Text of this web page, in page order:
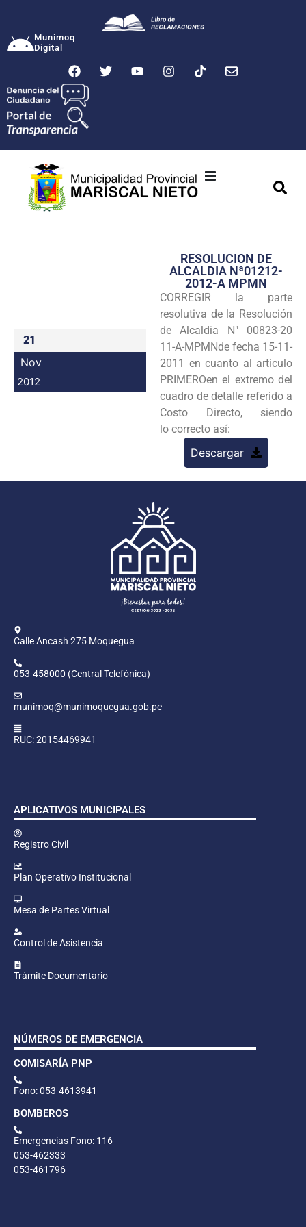
Munimoq
Digital
Transparencia
Seguridad
Programas
Intranet
21
Nov
2012
RESOLUCION DE
ALCALDIA Nª01212-
2012-A MPMN
CORREGIR la parte
resolutiva de la Resolución
de Alcaldia N" 00823-20
11-A-MPMNde fecha 15-11-
2011 en cuanto al articulo
PRIMEROen el extremo del
cuadro de detalle referido a
Costo Directo, siendo
lo correcto así:
Descargar
Calle Ancash 275 Moquegua
053-458000 (Central Telefónica)
munimoq@munimoquegua.gob.pe
RUC: 20154469941
APLICATIVOS MUNICIPALES
Registro Civil
Plan Operativo Institucional
Mesa de Partes Virtual
Control de Asistencia
Trámite Documentario
NÚMEROS DE EMERGENCIA
COMISARÍA PNP
Fono: 053-4613941
BOMBEROS
Emergencias Fono: 116
053-462333
053-461796